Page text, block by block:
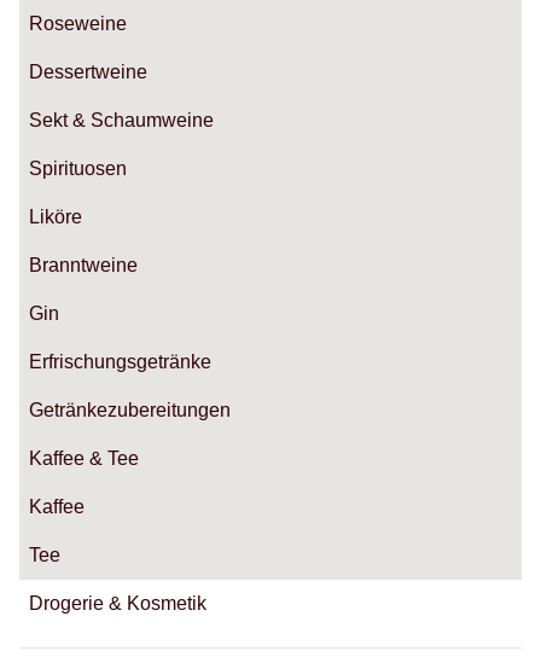
Roseweine
Dessertweine
Sekt & Schaumweine
Spirituosen
Liköre
Branntweine
Gin
Erfrischungsgetränke
Getränkezubereitungen
Kaffee & Tee
Kaffee
Tee
Drogerie & Kosmetik